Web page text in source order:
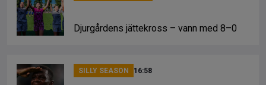
Djurgårdens jättekross – vann med 8–0
SILLY SEASON 16:58